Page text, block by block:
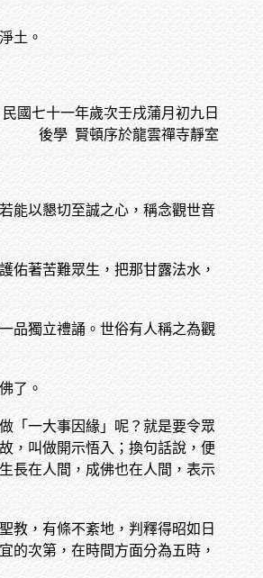
土。
民國七十一年歲次壬戌蒲月初九日
後學 賢頓序於龍雲禪寺靜室
能以懇切至誠之心，稱念觀世音
佑著苦難眾生，把那甘露法水，
品獨立禮誦。世俗有人稱之為觀
了。
「一大事因緣」呢？就是要令眾
，叫做開示悟入；換句話說，便
長在人間，成佛也在人間，表示
教，有條不紊地，判釋得昭如日
的次第，在時間方面分為五時，